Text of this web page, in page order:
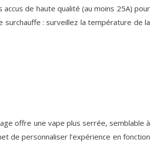
de haute qualité (au moins 25A) pour
: surveillez la température de la
offre une vape plus serrée, semblable à
de personnaliser l’expérience en fonction